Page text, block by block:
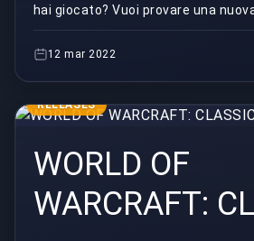
hai giocato? Vuoi provare una
tua vita? Vuoi risvegliare di nuovo il
12 mar 2022
RELEASES
WORLD OF
WARCRAFT: